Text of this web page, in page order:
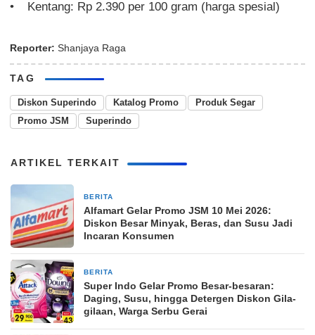
Kentang: Rp 2.390 per 100 gram (harga spesial)
Reporter: Shanjaya Raga
TAG
Diskon Superindo Katalog Promo
Produk Segar
Promo JSM
Superindo
ARTIKEL TERKAIT
BERITA
Alfamart Gelar Promo JSM 10 Mei 2026:
Diskon Besar Minyak, Beras, dan Susu Jadi
Incaran Konsumen
BERITA
Super Indo Gelar Promo Besar-besaran:
Daging, Susu, hingga Detergen Diskon Gila-
gilaan, Warga Serbu Gerai